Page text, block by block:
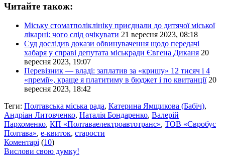
Читайте також:
Міську стоматполіклініку приєднали до дитячої міської
лікарні: чого слід очікувати 21 вересня 2023, 08:18
Суд дослідив докази обвинувачення щодо передачі
хабаря у справі депутата міськради Євгена Диканя 20
вересня 2023, 19:07
Перевізник — владі: заплатив за «кришу» 12 тисяч і 4
«премії», краще я платитиму в бюджет і по квитанції 20
вересня 2023, 18:42
Теги: Полтавська міська рада, Катерина Ямщикова (Бабіч),
Андріан Литовченко, Наталія Бондаренко, Валерій
Пархоменко, КП «Полтаваелектроавтотранс», ТОВ «Євробус
Полтава», е-квиток, старости
Коментарі (10)
Вислови свою думку!